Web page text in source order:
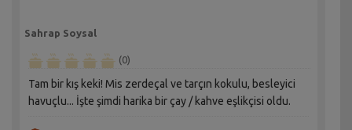
Sahrap Soysal
(0)
Tam bir kış keki! Mis zerdeçal ve tarçın kokulu, besleyici
havuçlu... İşte şimdi harika bir çay / kahve eşlikçisi oldu.